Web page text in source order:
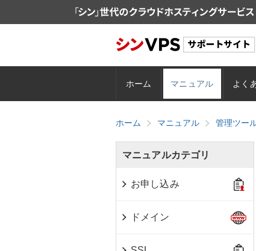
ホーム マニュアル よく
ホーム マニュアル 管理ツー
マニュアルカテゴリ
お申し込み
ドメイン